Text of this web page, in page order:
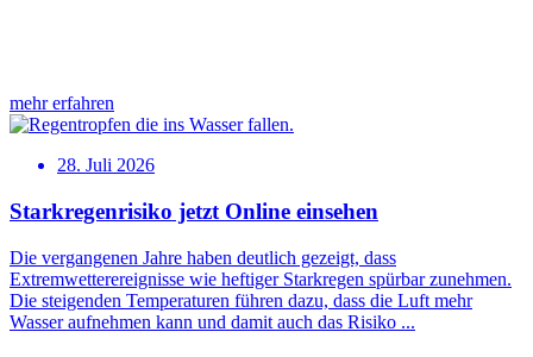
mehr erfahren
28. Juli 2026
Starkregenrisiko jetzt Online einsehen
Die vergangenen Jahre haben deutlich gezeigt, dass
Extremwetterereignisse wie heftiger Starkregen spürbar zunehmen.
Die steigenden Temperaturen führen dazu, dass die Luft mehr
Wasser aufnehmen kann und damit auch das Risiko ...